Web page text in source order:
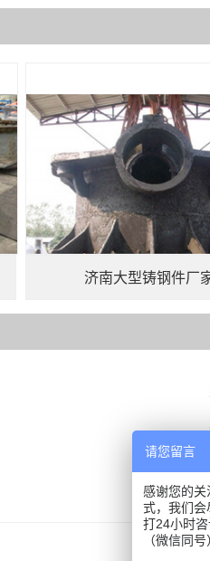
济南大型铸钢件厂
请您留言
感谢您的关
式，我们会
打24小时
（微信同号